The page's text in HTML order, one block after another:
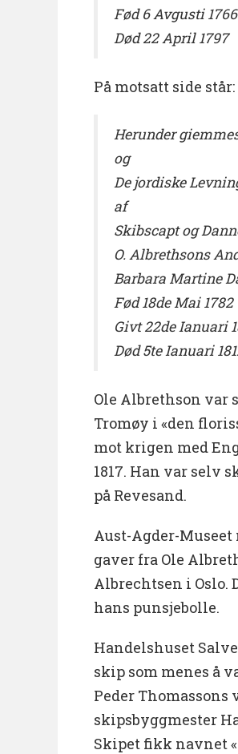
Fød 6 Avgusti 1766
Død 22 April 1797
På motsatt side står:
Herunder
og
De jordiske
af
Skibscapt og
O. Albrethsons
Barbara Martine
Fød 18de Mai 1782
Givt 22de Ianuari
Død 5te Ianuari
Ole Albrethson var
Tromøy i «den
mot krigen med
1817. Han var selv
på Revesand.
Aust-Agder-
gaver fra Ole
Albrechtsen i Oslo.
hans punsjebolle.
Handelshuset
skip som menes å
Peder Thomassons
skipsbyggmester
Skipet fikk navnet